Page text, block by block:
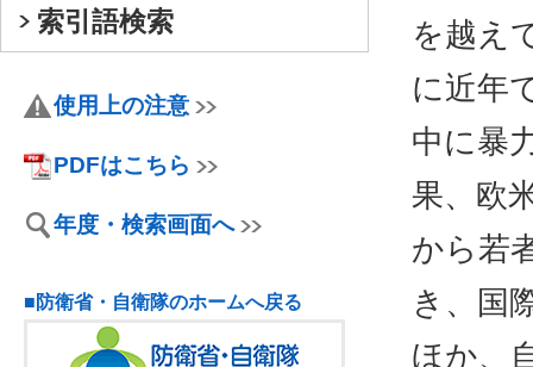
索引語検索
使用上の注意
PDFはこちら
年度・検索画面へ
■防衛省・自衛隊のホームへ戻る
を越え
に近年
中に暴
果、欧
から若
き、国
ほか、